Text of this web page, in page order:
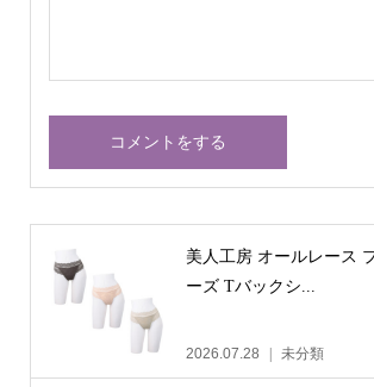
美人工房 オールレース
ーズ Tバックシ...
2026.07.28 未分類